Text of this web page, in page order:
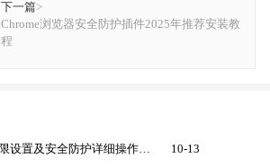
下一篇>
Chrome浏览器安全防护插件2025年推荐安装教
程
10-13